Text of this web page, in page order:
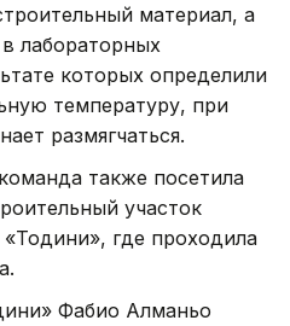
материал, а
лабораторных
которых определили
температуру, при
размягчаться.
также посетила
участок
где проходила
Фабио Алманьо